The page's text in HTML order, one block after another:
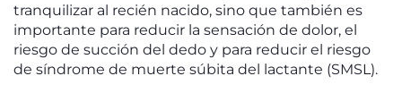
tranquilizar al recién nacido, sino que también es
importante para reducir la sensación de dolor, el
riesgo de succión del dedo y para reducir el riesgo
de síndrome de muerte súbita del lactante (SMSL).